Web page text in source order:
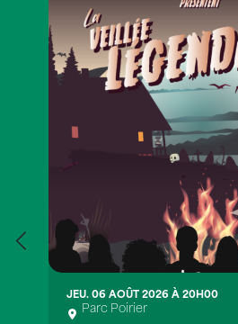
JEU. 06 AOÛT 2026 À 20H00
Parc Poirier